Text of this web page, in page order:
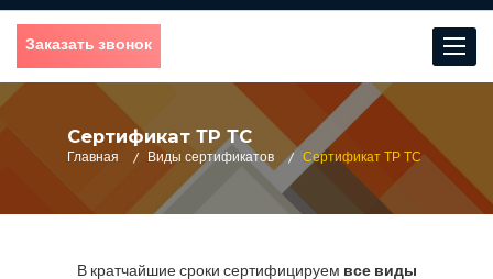
Toggle
Заказать звонок
Сертификат ТР ТС
Главная
/ Виды сертификатов / Сертификат ТР ТС
В кратчайшие сроки сертифицируем все виды